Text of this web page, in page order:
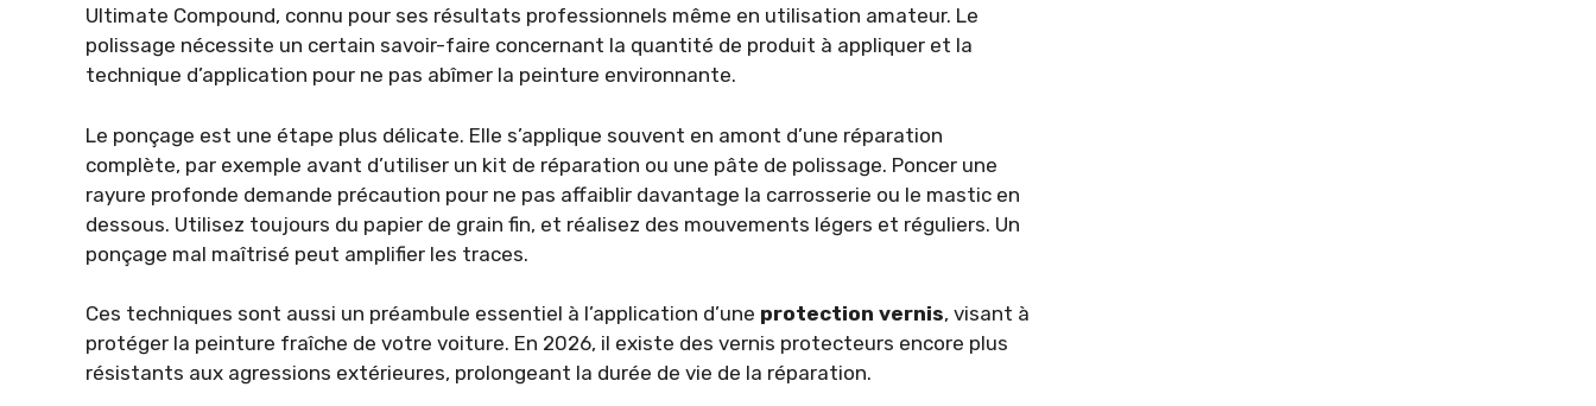
Ultimate Compound, connu pour ses résultats professionnels même en utilisation amateur. Le
polissage nécessite un certain savoir-faire concernant la quantité de produit à appliquer et la
technique d’application pour ne pas abîmer la peinture environnante.
Le ponçage est une étape plus délicate. Elle s’applique souvent en amont d’une réparation
complète, par exemple avant d’utiliser un kit de réparation ou une pâte de polissage. Poncer une
rayure profonde demande précaution pour ne pas affaiblir davantage la carrosserie ou le mastic en
dessous. Utilisez toujours du papier de grain fin, et réalisez des mouvements légers et réguliers. Un
ponçage mal maîtrisé peut amplifier les traces.
Ces techniques sont aussi un préambule essentiel à l’application d’une protection vernis, visant à
protéger la peinture fraîche de votre voiture. En 2026, il existe des vernis protecteurs encore plus
résistants aux agressions extérieures, prolongeant la durée de vie de la réparation.